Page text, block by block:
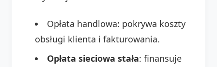
Opłata handlowa: pokrywa koszty
obsługi klienta i fakturowania.
Opłata sieciowa stała: finansuje